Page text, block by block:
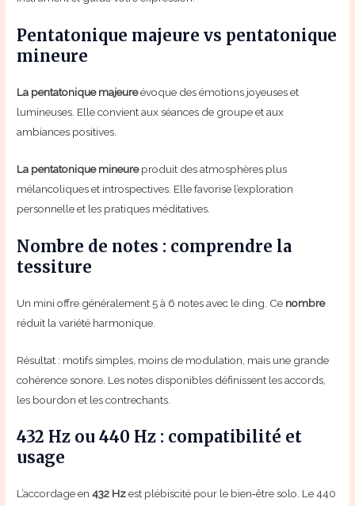
Pentatonique majeure vs pentatonique
mineure
La pentatonique majeureévoque des émotions joyeuses et
lumineuses. Elle convient aux séances de groupe et aux
ambiances positives.
La pentatonique mineureproduit des atmosphères plus
mélancoliques et introspectives. Elle favorise l’exploration
personnelle et les pratiques méditatives.
Nombre de notes : comprendre la
tessiture
Un mini offre généralement 5 à 6 notes avec le ding. Ce nombre
réduit la variété harmonique.
Résultat : motifs simples, moins de modulation, mais une grande
cohérence sonore. Les notes disponibles définissent les accords,
les bourdon et les contrechants.
432 Hz ou 440 Hz : compatibilité et
usage
L’accordage en432 Hzest plébiscité pour le bien‑être solo. Le 440